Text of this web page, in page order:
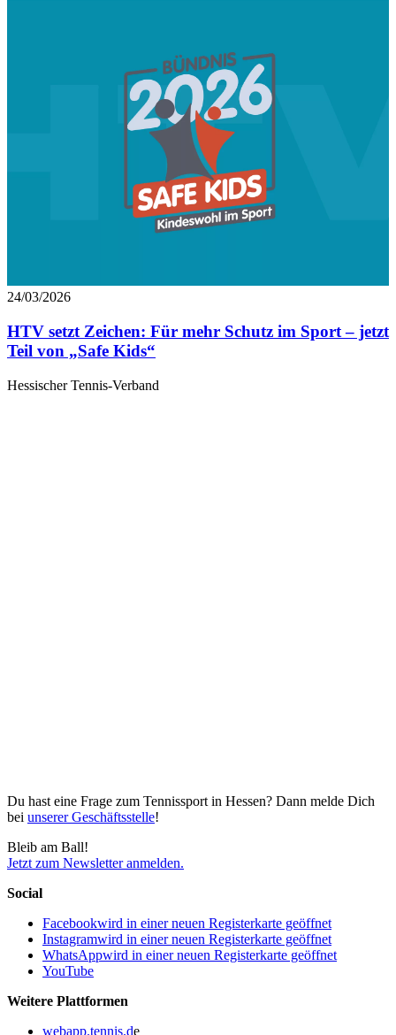
24/03/2026
HTV setzt Zeichen: Für mehr Schutz im Sport – jetzt
Teil von „Safe Kids“
Hessischer Tennis-Verband
Du hast eine Frage zum Tennissport in Hessen? Dann melde Dich
bei unserer Geschäftsstelle!
Bleib am Ball!
Jetzt zum Newsletter anmelden.
Social
Facebookwird in einer neuen Registerkarte geöffnet
Instagramwird in einer neuen Registerkarte geöffnet
WhatsAppwird in einer neuen Registerkarte geöffnet
YouTube
Weitere Plattformen
webapp.tennis.de